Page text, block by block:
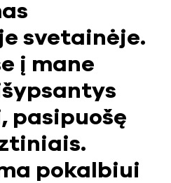
svetainėje.
į mane
pasipuošę
pokalbiui